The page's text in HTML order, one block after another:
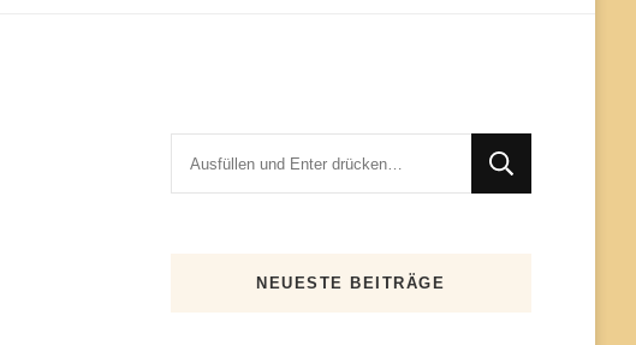
NEUESTE BEITRÄGE